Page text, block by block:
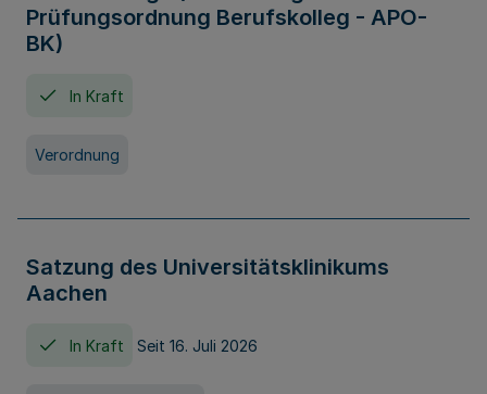
Prüfungsordnung Berufskolleg - APO-
BK)
In Kraft
Verordnung
Satzung des Universitätsklinikums
Aachen
In Kraft Seit 16. Juli 2026